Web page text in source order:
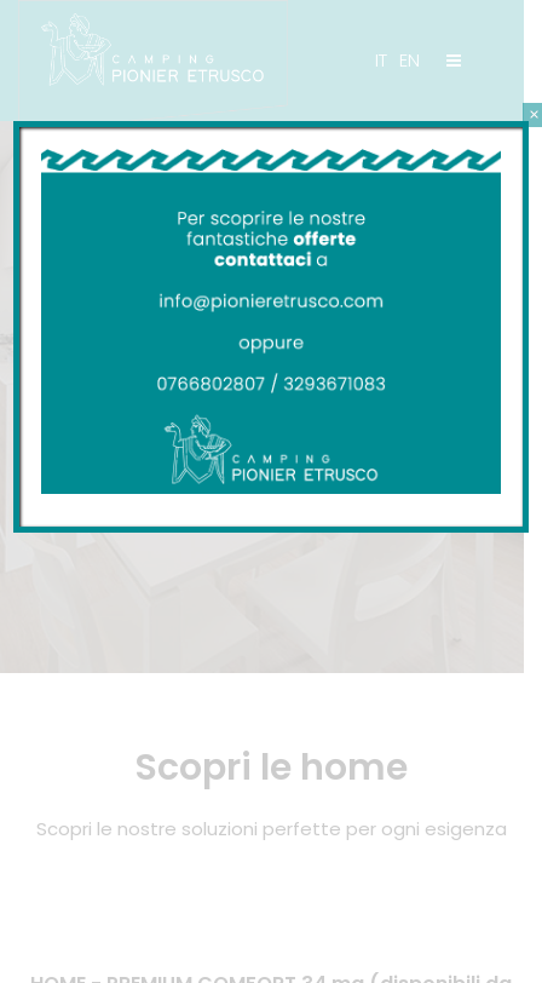
IT EN
CAMPING PIONIER ETRUSCO
Home
Scopri le home
Scopri le nostre soluzioni perfette per ogni esigenza
×